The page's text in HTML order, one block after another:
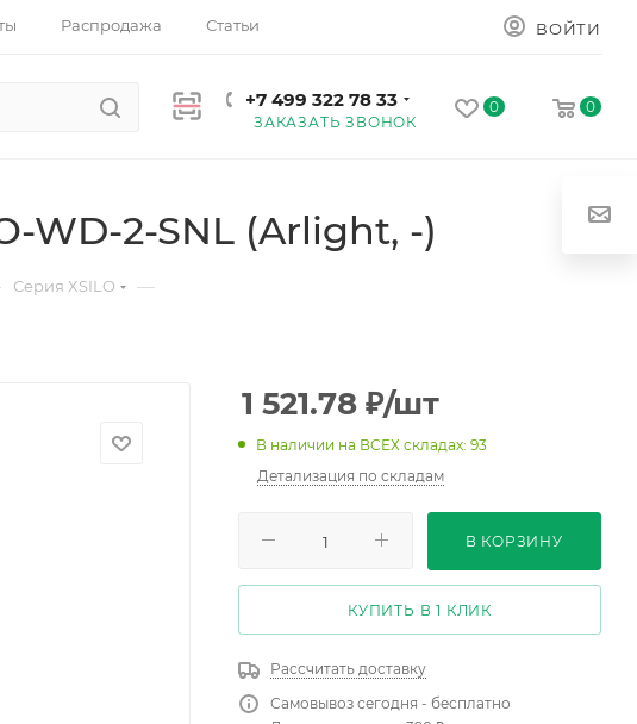
Распродажа Статьи ВОЙТИ
+7 499 322 78 33
ЗАКАЗАТЬ ЗВОНОК
0 0
WD-2-SNL (Arlight, -)
Серия XSILO —
1 521.78 ₽/шт
В наличии на ВСЕХ складах: 93
Детализация по складам
В КОРЗИНУ
КУПИТЬ В 1 КЛИК
Рассчитать доставку
Самовывоз сегодня - бесплатно